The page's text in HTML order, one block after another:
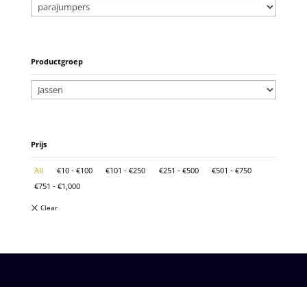
Productgroep
Prijs
All €10- €100 €101 -€250 €251 - €500 €501 -€750
€751 -€1,000